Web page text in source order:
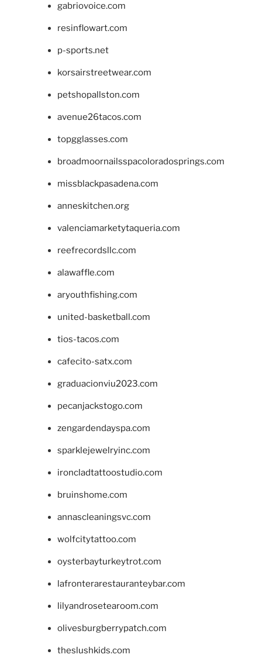
gabriovoice.com
resinflowart.com
p-sports.net
korsairstreetwear.com
petshopallston.com
avenue26tacos.com
topgglasses.com
broadmoornailsspacoloradosprings.com
missblackpasadena.com
anneskitchen.org
valenciamarketytaqueria.com
reefrecordsllc.com
alawaffle.com
aryouthfishing.com
united-basketball.com
tios-tacos.com
cafecito-satx.com
graduacionviu2023.com
pecanjackstogo.com
zengardendayspa.com
sparklejewelryinc.com
ironcladtattoostudio.com
bruinshome.com
annascleaningsvc.com
wolfcitytattoo.com
oysterbayturkeytrot.com
lafronterarestauranteybar.com
lilyandrosetearoom.com
olivesburgberrypatch.com
theslushkids.com